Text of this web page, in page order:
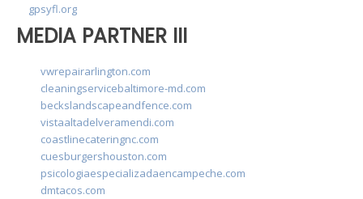
gpsyfl.org
MEDIA PARTNER III
vwrepairarlington.com
cleaningservicebaltimore-md.com
beckslandscapeandfence.com
vistaaltadelveramendi.com
coastlinecateringnc.com
cuesburgershouston.com
psicologiaespecializadaencampeche.com
dmtacos.com